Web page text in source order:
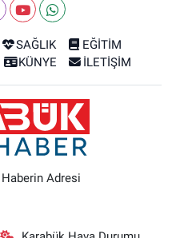
SAĞLIK
EĞİTİM
KÜNYE İLETİŞİM
Adresi